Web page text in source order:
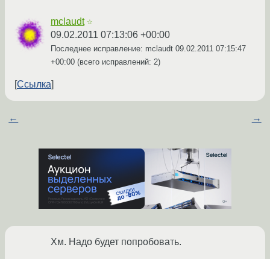
mclaudt ☆
09.02.2011 07:13:06 +00:00
Последнее исправление: mclaudt 09.02.2011 07:15:47
+00:00 (всего исправлений: 2)
Ссылка
← →
Хм. Надо будет попробовать.